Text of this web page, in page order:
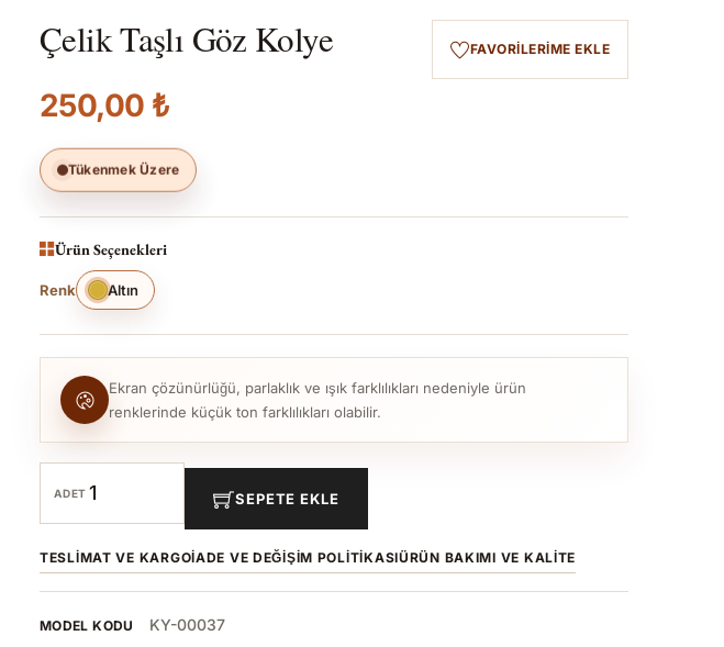
Çelik Taşlı Göz Kolye FAVORILERIME EKLE
250,00 ₺
Tükenmek Üzere
Ürün Seçenekleri
Renk Altın
Ekran çözünürlüğü, parlaklık ve ışık farklılıkları nedeniyle ürün
renklerinde küçük ton farklılıkları olabilir.
ADET SEPETE EKLE
TESLIMAT VE KARGOİADE VE DEĞIŞIM POLITIKASIÜRÜN BAKIMI VE KALITE
MODEL KODU KY-00037